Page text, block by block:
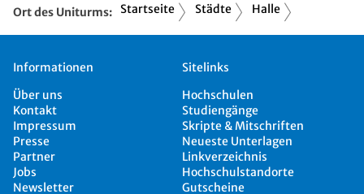
Ort des Uniturms: Startseite Städte Halle
Informationen
Über uns
Kontakt
Impressum
Presse
Partner
Jobs
Newsletter
Sitelinks
Hochschulen
Studiengänge
Skripte & Mitschriften
Neueste Unterlagen
Linkverzeichnis
Hochschulstandorte
Gutscheine